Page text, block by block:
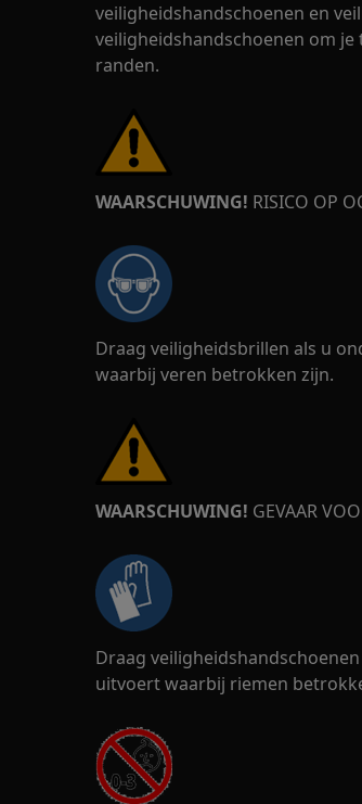
veiligheidshandschoenen en
veiligheidshandschoenen om
randen.
WAARSCHUWING! RISICO OP
Draag veiligheidsbrillen als u
waarbij veren betrokken zijn.
WAARSCHUWING! GEVAAR
Draag
uitvoert waarbij riemen